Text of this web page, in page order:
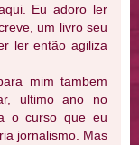
Eu adoro ler
um livro seu
ler então agiliza
mim tambem
ultimo ano no
o curso que eu
jornalismo. Mas